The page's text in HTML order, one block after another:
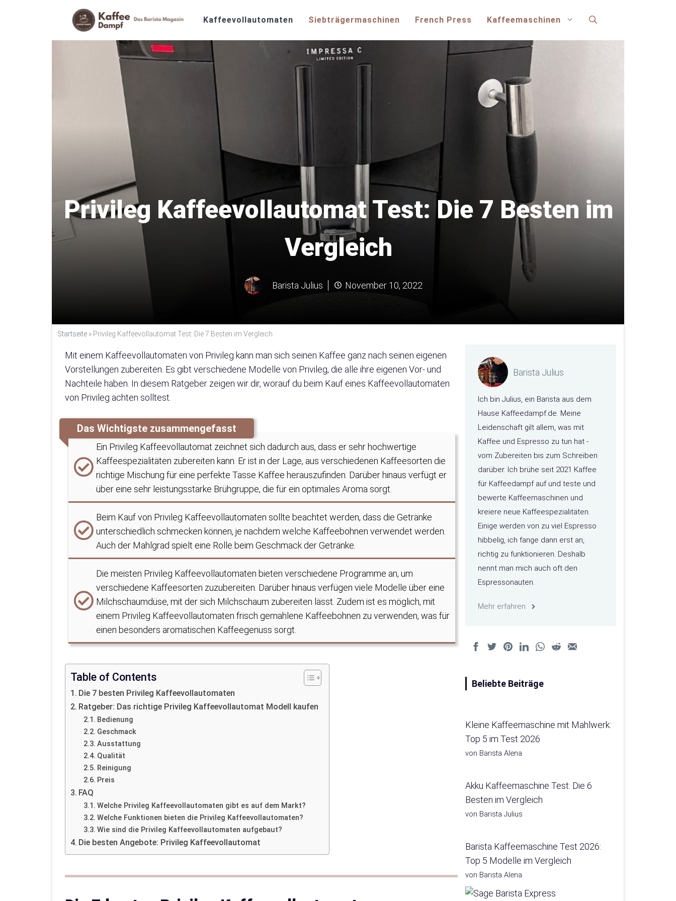
Kaffeevollautomaten Siebträgermaschinen French Press Kaffeemaschinen
Privileg Kaffeevollautomat Test: Die 7 Besten im
Vergleich
Barista Julius November 10, 2022
Startseite » Privileg Kaffeevollautomat Test: Die 7 Besten im Vergleich
Mit einem Kaffeevollautomaten von Privileg kann man sich seinen Kaffee ganz nach seinen eigenen
Vorstellungen zubereiten. Es gibt verschiedene Modelle von Privileg, die alle ihre eigenen Vor- und
Nachteile haben. In diesem Ratgeber zeigen wir dir, worauf du beim Kauf eines Kaffeevollautomaten
von Privileg achten solltest.
Das Wichtigste zusammengefasst
Ein Privileg Kaffeevollautomat zeichnet sich dadurch aus, dass er sehr hochwertige
Kaffeespezialitäten zubereiten kann. Er ist in der Lage, aus verschiedenen Kaffeesorten die
richtige Mischung für eine perfekte Tasse Kaffee herauszufinden. Darüber hinaus verfügt er
über eine sehr leistungsstarke Brühgruppe, die für ein optimales Aroma sorgt.
Beim Kauf von Privileg Kaffeevollautomaten sollte beachtet werden, dass die Getränke
unterschiedlich schmecken können, je nachdem welche Kaffeebohnen verwendet werden.
Auch der Mahlgrad spielt eine Rolle beim Geschmack der Getränke.
Die meisten Privileg Kaffeevollautomaten bieten verschiedene Programme an, um
verschiedene Kaffeesorten zuzubereiten. Darüber hinaus verfügen viele Modelle über eine
Milchschaumdüse, mit der sich Milchschaum zubereiten lässt. Zudem ist es möglich, mit
einem Privileg Kaffeevollautomaten frisch gemahlene Kaffeebohnen zu verwenden, was für
einen besonders aromatischen Kaffeegenuss sorgt.
Table of Contents
Die 7 besten Privileg Kaffeevollautomaten
Ratgeber: Das richtige Privileg Kaffeevollautomat Modell kaufen
Bedienung
Geschmack
Ausstattung
Qualität
Reinigung
Preis
FAQ
Welche Privileg Kaffeevollautomaten gibt es auf dem Markt?
Welche Funktionen bieten die Privileg Kaffeevollautomaten?
Wie sind die Privileg Kaffeevollautomaten aufgebaut?
Die besten Angebote: Privileg Kaffeevollautomat
Barista Julius
Ich bin Julius, ein Barista aus dem
Hause Kaffeedampf.de. Meine
Leidenschaft gilt allem, was mit
Kaffee und Espresso zu tun hat -
vom Zubereiten bis zum Schreiben
darüber. Ich brühe seit 2021 Kaffee
für Kaffeedampf auf und teste und
bewerte Kaffeemaschinen und
kreiere neue Kaffeespezialitäten.
Einige werden von zu viel Espresso
hibbelig, ich fange dann erst an,
richtig zu funktionieren. Deshalb
nennt man mich auch oft den
Espressonauten.
Mehr erfahren
Beliebte Beiträge
Kleine Kaffeemaschine mit Mahlwerk:
Top 5 im Test 2026
von Barista Alena
Akku Kaffeemaschine Test: Die 6
Besten im Vergleich
von Barista Julius
Barista Kaffeemaschine Test 2026:
Top 5 Modelle im Vergleich
von Barista Alena